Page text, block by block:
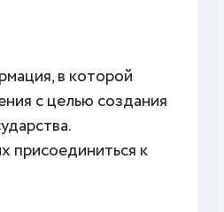
в которой
с целью создания
присоединиться к